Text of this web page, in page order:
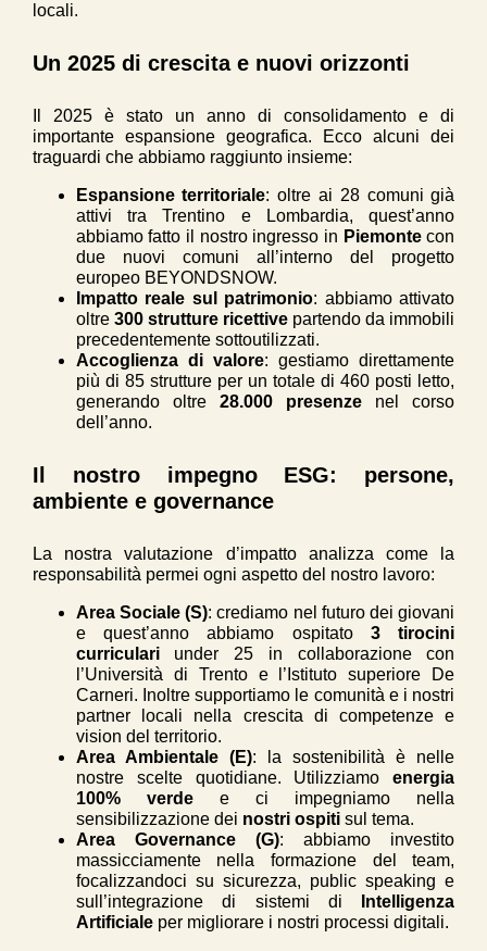
locali.
Un 2025 di crescita e nuovi orizzonti
Il 2025 è stato un anno di consolidamento e di
importante espansione geografica. Ecco alcuni dei
traguardi che abbiamo raggiunto insieme:
Espansione territoriale: oltre ai 28 comuni già
attivi tra Trentino e Lombardia, quest’anno
abbiamo fatto il nostro ingresso in Piemontecon
due nuovi comuni all’interno del progetto
europeo BEYONDSNOW.
Impatto reale sul patrimonio: abbiamo attivato
oltre 300 strutture ricettive partendo da immobili
precedentemente sottoutilizzati.
Accoglienza di valore: gestiamo direttamente
più di 85 strutture per un totale di 460 posti letto,
generando oltre 28.000 presenze nel corso
dell’anno.
Il nostro impegno ESG: persone,
ambiente e governance
La nostra valutazione d’impatto analizza come la
responsabilità permei ogni aspetto del nostro lavoro:
Area Sociale (S): crediamo nel futuro dei giovani
e quest’anno abbiamo ospitato3 tirocini
curriculariunder 25 in collaborazione con
l’Università di Trento e l’Istituto superiore De
Carneri. Inoltre supportiamo le comunità e i nostri
partner locali nella crescita di competenze e
vision del territorio.
Area Ambientale (E): la sostenibilità è nelle
nostre scelte quotidiane. Utilizziamoenergia
100% verde e ci impegniamo nella
sensibilizzazione dei nostri ospitisul tema.
Area Governance (G): abbiamo investito
massicciamente nella formazione del team,
focalizzandoci su sicurezza, public speaking e
sull’integrazione di sistemi di
Intelligenza
Artificialeper migliorare i nostri processi digitali.